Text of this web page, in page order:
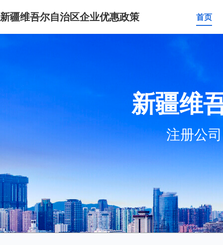
新疆维吾尔自治区企业优惠政策 首页
新疆维
注册公